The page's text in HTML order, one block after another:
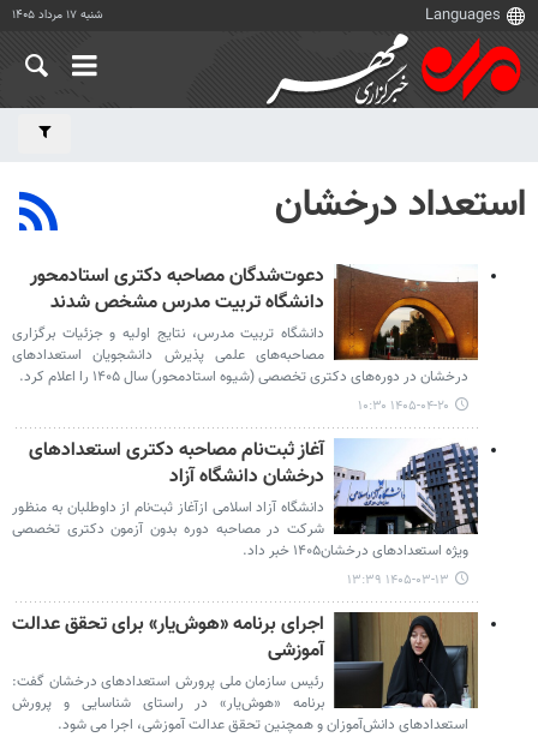
شنبه ۱۷ مرداد ۱۴۰۵
استعداد درخشان
دعوت‌شدگان مصاحبه دکتری استادمحور
دانشگاه تربیت مدرس مشخص شدند
دانشگاه تربیت مدرس، نتایج اولیه و جزئیات برگزاری
مصاحبه‌های علمی پذیرش دانشجویان استعدادهای
درخشان در دوره‌های دکتری تخصصی (شیوه استادمحور) سال ۱۴۰۵ را اعلام کرد.
۱۴۰۵-۰۴-۲۰ ۱۰:۳۰
آغاز ثبت‌نام مصاحبه دکتری استعدادهای
درخشان دانشگاه آزاد
دانشگاه آزاد اسلامی ازآغاز ثبت‌نام از داوطلبان به منظور
شرکت در مصاحبه دوره بدون آزمون دکتری تخصصی
ویژه استعدادهای درخشان۱۴۰۵ خبر داد.
۱۴۰۵-۰۳-۱۳ ۱۳:۳۹
اجرای برنامه «هوش‌یار» برای تحقق عدالت
آموزشی
رئیس سازمان ملی پرورش استعدادهای درخشان گفت:
برنامه «هوش‌یار» در راستای شناسایی و پرورش
استعدادهای دانش‌آموزان و همچنین تحقق عدالت آموزشی، اجرا می شود.